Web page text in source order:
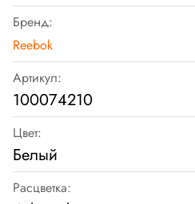
Бренд:
Reebok
Артикул:
100074210
Цвет:
Белый
Расцветка: